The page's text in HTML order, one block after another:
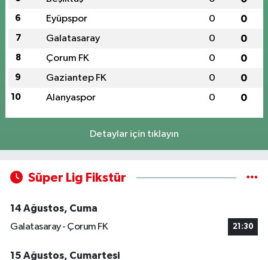
6 Eyüpspor 0 0
7 Galatasaray 0 0
8 Çorum FK 0 0
9 Gaziantep FK 0 0
10 Alanyaspor 0 0
Detaylar için tıklayın
Süper Lig Fikstür
14 Ağustos, Cuma
Galatasaray - Çorum FK
21:30
15 Ağustos, Cumartesi